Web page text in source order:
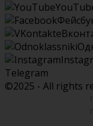
Telegram
©2025 - All rights